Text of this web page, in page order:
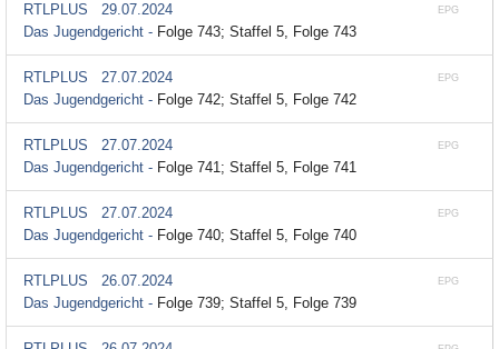
EPG
RTLPLUS
29.07.2024
Das Jugendgericht - Folge 743; Staffel 5, Folge 743
EPG
RTLPLUS
27.07.2024
Das Jugendgericht - Folge 742; Staffel 5, Folge 742
EPG
RTLPLUS
27.07.2024
Das Jugendgericht - Folge 741; Staffel 5, Folge 741
EPG
RTLPLUS
27.07.2024
Das Jugendgericht - Folge 740; Staffel 5, Folge 740
EPG
RTLPLUS
26.07.2024
Das Jugendgericht - Folge 739; Staffel 5, Folge 739